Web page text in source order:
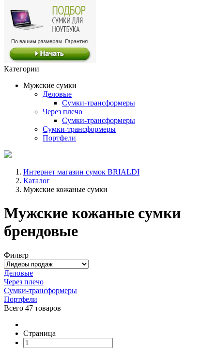
Категории
Мужские сумки
Деловые
Сумки-трансформеры
Через плечо
Сумки-трансформеры
Сумки-трансформеры
Портфели
Интернет магазин сумок BRIALDI
Каталог
Мужские кожаные сумки
Мужские кожаные сумки
брендовые
Фильтр
Деловые
Через плечо
Сумки-трансформеры
Портфели
Всего 47 товаров
Страница